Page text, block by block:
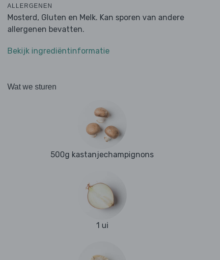
ALLERGENEN
Mosterd, Gluten en Melk. Kan sporen van andere
allergenen bevatten.
Bekijk ingrediëntinformatie
Wat we sturen
500g kastanjechampignons
1 ui